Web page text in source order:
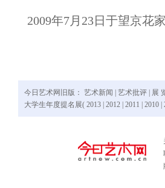
2009年7月23日于望京花
今日艺术网旧版： 艺术新闻 艺术批评 展
大学生年度提名展( 2013 2012 2011 2010